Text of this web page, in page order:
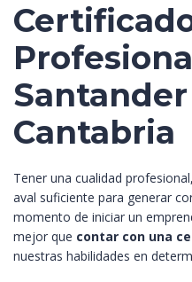
Cantabria
Tener una cualidad
aval suficiente para generar
momento de iniciar un
mejor que contar con una
nuestras habilidades en